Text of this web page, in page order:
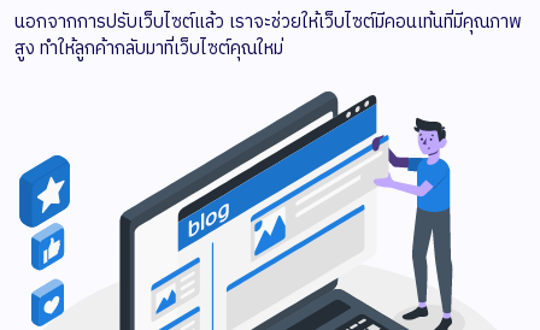
นอกจากการปรับเว็บไซต์แล้ว เราจะช่วยให้เว็บไซต์มีคอนเท้นที่มีคุณภาพ
สูง ทำให้ลูกค้ากลับมาที่เว็บไซต์คุณใหม่